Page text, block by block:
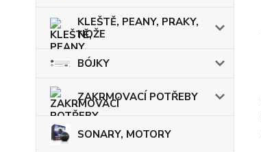
KLEŠTĚ, PEANY, PRAKY,
NOŽE
BÓJKY
ZAKRMOVACÍ POTŘEBY
SONARY, MOTORY